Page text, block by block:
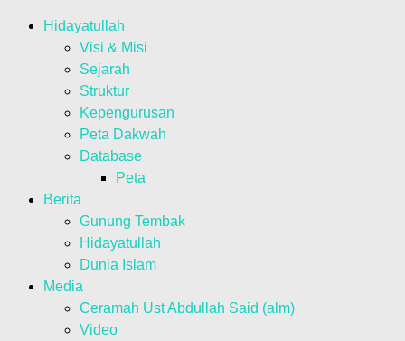
Hidayatullah
Visi & Misi
Sejarah
Struktur
Kepengurusan
Peta Dakwah
Database
Peta
Berita
Gunung Tembak
Hidayatullah
Dunia Islam
Media
Ceramah Ust Abdullah Said (alm)
Video